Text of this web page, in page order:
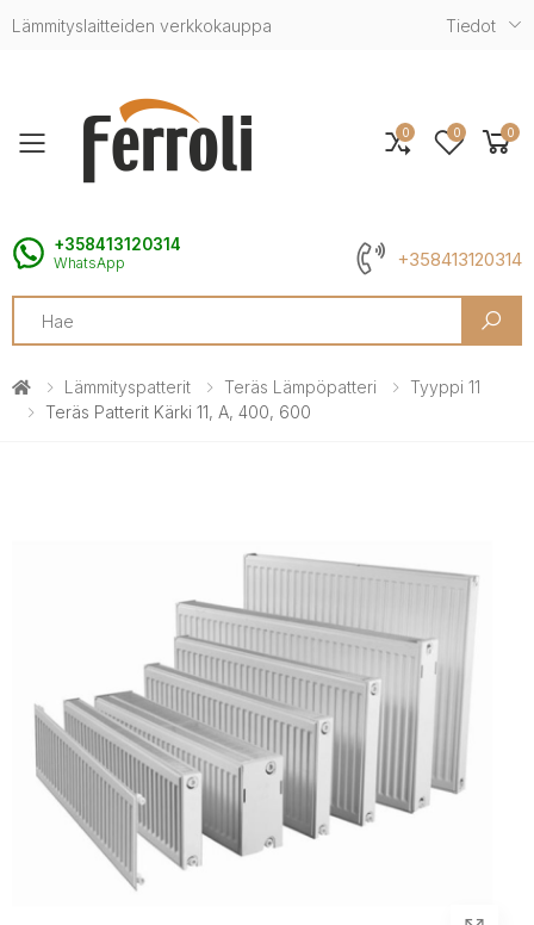
Lämmityslaitteiden verkkokauppa Tiedot
Toggle mobile menu
+358413120314
WhatsApp +358413120314
Search
0 0 0
Lämmityspatterit Teräs Lämpöpatteri
Tyyppi 11
Teräs Patterit Kärki 11, A, 400, 600